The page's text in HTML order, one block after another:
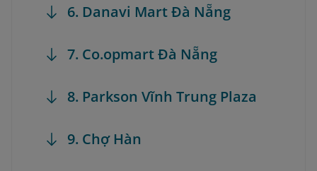
6. Danavi Mart Đà Nẵng
7. Co.opmart Đà Nẵng
8. Parkson Vĩnh Trung Plaza
9. Chợ Hàn